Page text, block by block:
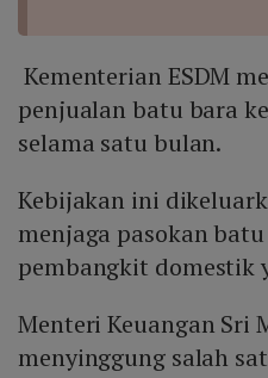
Kementerian ESDM
penjualan batu bara
selama satu bulan.
Kebijakan ini
menjaga pasokan
pembangkit domestik
Menteri Keuangan Sri
menyinggung salah